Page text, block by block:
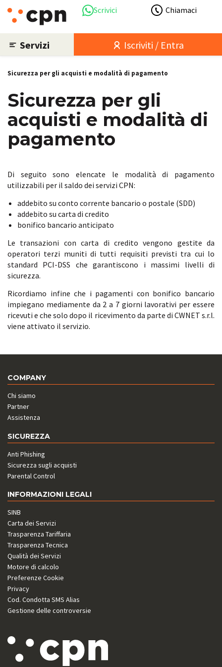
Scrivici Chiamaci
Servizi Iscriviti / Entra
Sicurezza per gli acquisti e modalità di pagamento
Sicurezza per gli
acquisti e modalità di
pagamento
Di seguito sono elencate le modalità di pagamento
utilizzabili per il saldo dei servizi CPN:
addebito su conto corrente bancario o postale (SDD)
addebito su carta di credito
bonifico bancario anticipato
Le transazioni con carta di credito vengono gestite da
operatori terzi muniti di tutti requisiti previsti tra cui lo
standard PCI-DSS che garantiscono i massimi livelli di
sicurezza.
Ricordiamo infine che i pagamenti con bonifico bancario
impiegano mediamente da 2 a 7 giorni lavorativi per essere
ricevuti e che solo dopo il ricevimento da parte di CWNET s.r.l.
viene attivato il servizio.
COMPANY
Chi siamo
Partner
Assistenza
SICUREZZA
Anti Phishing
Sicurezza sugli acquisti
Parental Control
INFORMAZIONI LEGALI
SINB
Carta dei Servizi
Trasparenza Tariffaria
Trasparenza Tecnica
Qualità dei Servizi
Motore di calcolo
Preferenze Cookie
Privacy
Cod. Condotta SMS Alias
Gestione delle controversie